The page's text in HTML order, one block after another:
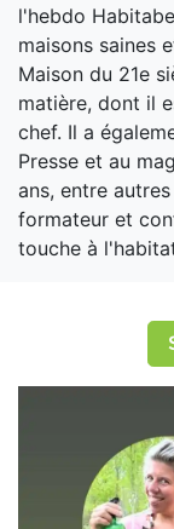
l'hebdo
maisons saines
Maison du 21e
matière, dont il
chef. Il a
Presse et au
ans, entre
formateur et
touche à